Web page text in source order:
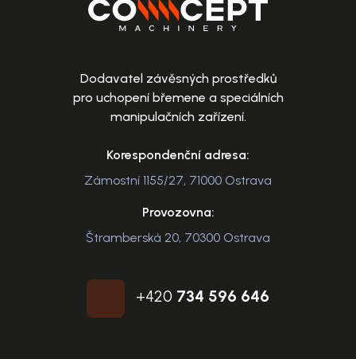
Dodavatel závěsných prostředků
pro uchopení břemene a speciálních
manipulačních zařízení.
Korespondenční adresa:
Zámostní 1155/27, 71000 Ostrava
Provozovna:
Štramberská 20, 70300 Ostrava
+420 734 596 646